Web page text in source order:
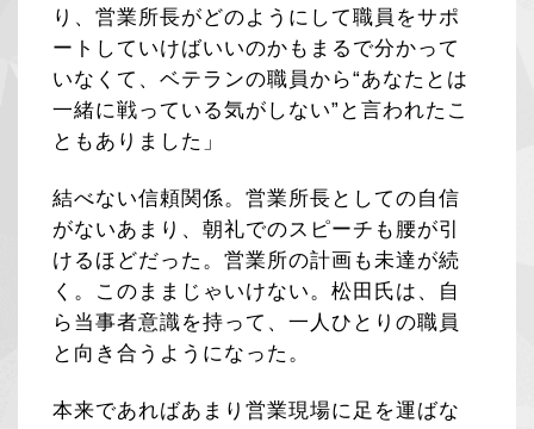
り、営業所長がどのようにして職員をサポ
ートしていけばいいのかもまるで分かって
いなくて、ベテランの職員から“あなたとは
一緒に戦っている気がしない”と言われたこ
ともありました」
結べない信頼関係。営業所長としての自信
がないあまり、朝礼でのスピーチも腰が引
けるほどだった。営業所の計画も未達が続
く。このままじゃいけない。松田氏は、自
ら当事者意識を持って、一人ひとりの職員
と向き合うようになった。
本来であればあまり営業現場に足を運ばな